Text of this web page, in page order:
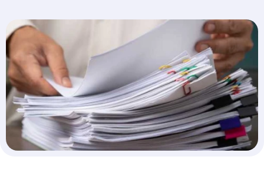
Zorg in het buitenland
Nieuw in Nederland
Geen zorgverzekering
Trainingen
Over SKGZ
Nieuws
Casussen
Vacatures
Contact
Select a language